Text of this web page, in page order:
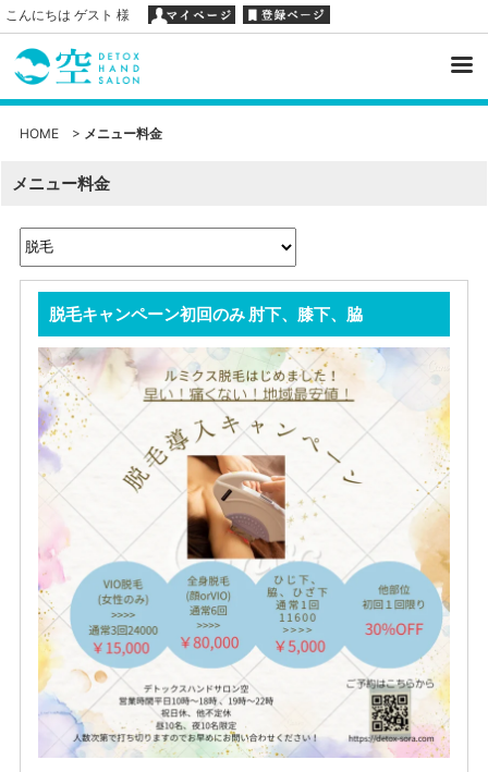
こんにちは ゲスト 様
HOME> メニュー料金
メニュー料金
脱毛キャンペーン初回のみ 肘下、膝下、脇